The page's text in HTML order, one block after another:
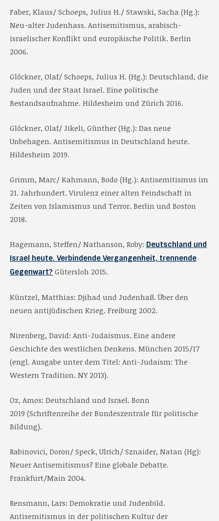
Faber, Klaus/ Schoeps, Julius H./ Stawski, Sacha (Hg.):
Neu-alter Judenhass. Antisemitismus, arabisch-
israelischer Konflikt und europäische Politik. Berlin
2006.
Glöckner, Olaf/ Schoeps, Julius H. (Hg.): Deutschland, die
Juden und der Staat Israel. Eine politische
Bestandsaufnahme. Hildesheim und Zürich 2016.
Glöckner, Olaf/ Jikeli, Günther (Hg.): Das neue
Unbehagen. Antisemitismus in Deutschland heute.
Hildesheim 2019.
Grimm, Marc/ Kahmann, Bodo (Hg.): Antisemitismus im
21. Jahrhundert. Virulenz einer alten Feindschaft in
Zeiten von Islamismus und Terror. Berlin und Boston
2018.
Hagemann, Steffen/ Nathanson, Roby: Deutschland und
Israel heute. Verbindende Vergangenheit, trennende
Gegenwart? Gütersloh 2015.
Küntzel, Matthias: Djihad und Judenhaß. Über den
neuen antijüdischen Krieg. Freiburg 2002.
Nirenberg, David: Anti-Judaismus. Eine andere
Geschichte des westlichen Denkens. München 2015/17
(engl. Ausgabe unter dem Titel: Anti-Judaism: The
Western Tradition. NY 2013).
Oz, Amos: Deutschland und Israel. Bonn
2019 (Schriftenreihe der Bundeszentrale für politische
Bildung).
Rabinovici, Doron/ Speck, Ulrich/ Sznaider, Natan (Hg):
Neuer Antisemitismus? Eine globale Debatte.
Frankfurt/Main 2004.
Rensmann, Lars: Demokratie und Judenbild.
Antisemitismus in der politischen Kultur der